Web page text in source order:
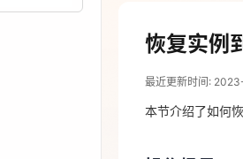
企业出海解决
助力您的业务扬
恢复实例
最近更新时间:
2023-06-02
操作场景
本节介绍了如何